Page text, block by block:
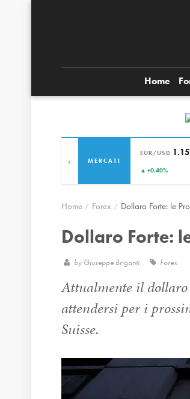
Home
MERCATI
EUR/USD
▲ +0.40%
‹
Home Forex Dollaro Forte: le
Dollaro Forte:
by Giuseppe Briganti Forex
Attualmente il dollaro
attendersi per i
Suisse.